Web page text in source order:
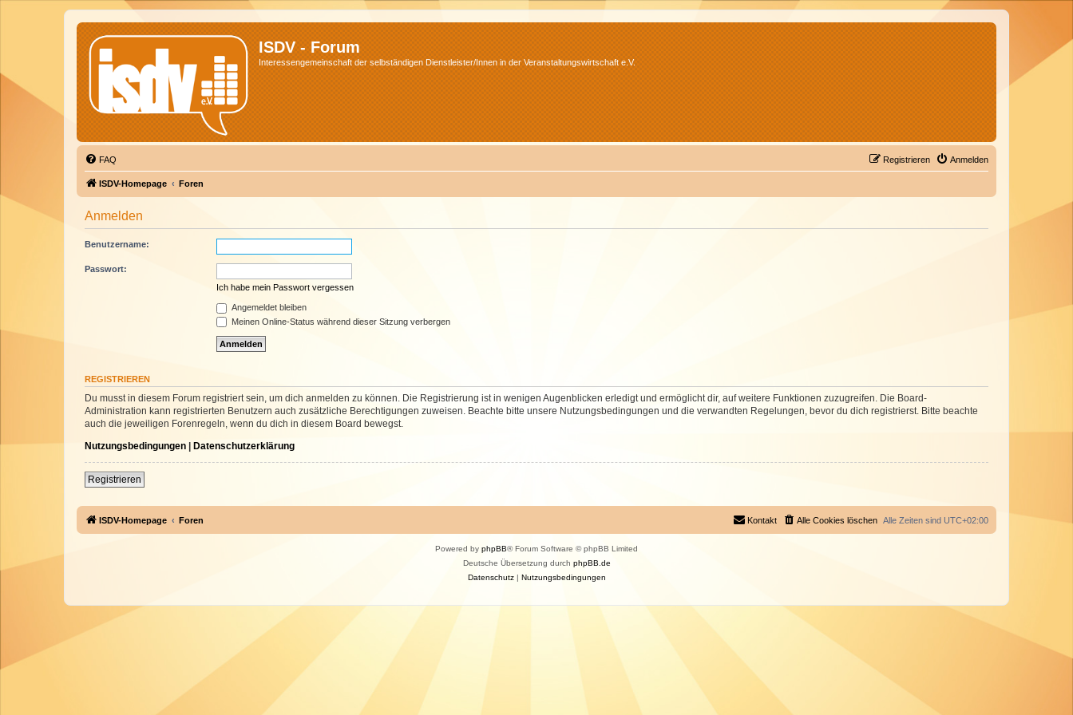
ISDV - Forum
Interessengemeinschaft der selbständigen Dienstleister/Innen in der Veranstaltungswirtschaft e.V.
FAQ Anmelden
Registrieren
ISDV-Homepage Foren
Anmelden
Benutzername:
Passwort:
Ich habe mein Passwort vergessen
Angemeldet bleiben
Meinen Online-Status während dieser Sitzung verbergen
REGISTRIEREN
Du musst in diesem Forum registriert sein, um dich anmelden zu können. Die Registrierung ist in wenigen Augenblicken erledigt und ermöglicht dir, auf weitere Funktionen zuzugreifen. Die Board-
Administration kann registrierten Benutzern auch zusätzliche Berechtigungen zuweisen. Beachte bitte unsere Nutzungsbedingungen und die verwandten Regelungen, bevor du dich registrierst. Bitte beachte
auch die jeweiligen Forenregeln, wenn du dich in diesem Board bewegst.
Nutzungsbedingungen | Datenschutzerklärung
Registrieren
ISDV-Homepage Foren Alle Zeiten sind UTC+02:00
Alle Cookies löschen
Kontakt
Powered by phpBB® Forum Software © phpBB Limited
Deutsche Übersetzung durch phpBB.de
Datenschutz| Nutzungsbedingungen